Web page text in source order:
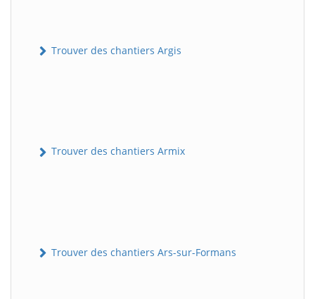
Trouver des chantiers Argis
Trouver des chantiers Armix
Trouver des chantiers Ars-sur-Formans